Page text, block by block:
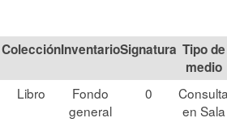
Colección Signatura Tipo de
medio
Libro
Fondo
general
0
en Sala